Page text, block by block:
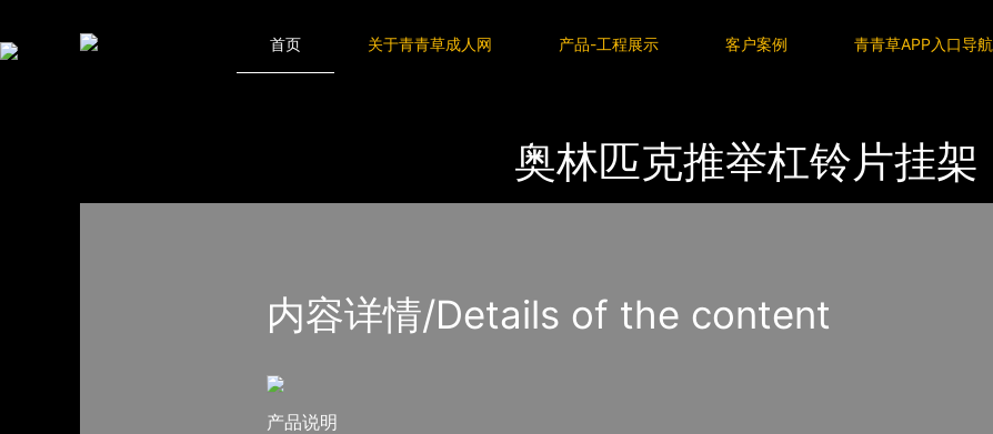
首页 关于青青草成人网 产品-工程展示 客户案例 青青草APP入口导航
产品-工程展示 Life Fitness力健
奥林匹克推举杠铃片挂架
内容详情/Details of the content
产品说明